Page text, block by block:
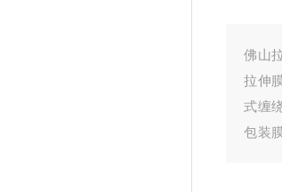
佛山
拉伸
式缠
包装